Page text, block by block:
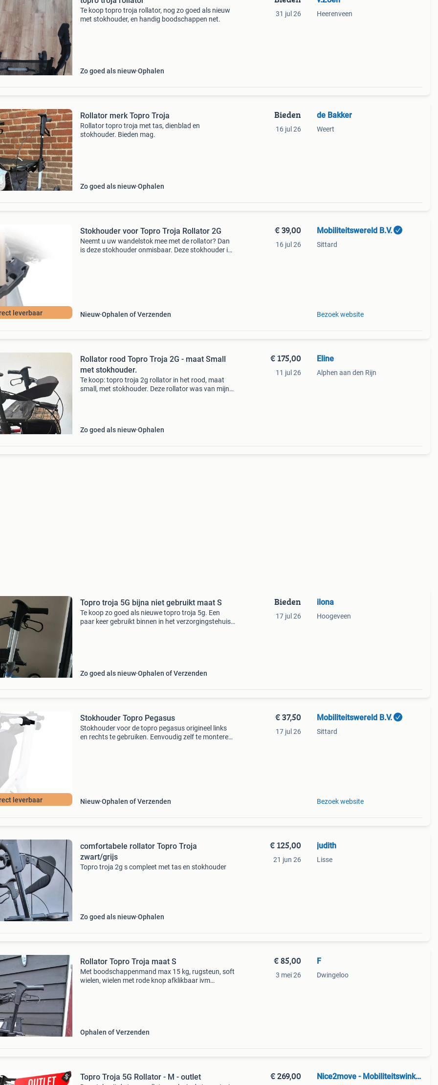
Te koop topro troja rollator, nog zo goed als nieuw
met stokhouder, en handig boodschappen net.
Zo goed als nieuw Ophalen
31 jul 26 Heerenveen
Rollator merk Topro Troja
Rollator topro troja met tas, dienblad en
stokhouder. Bieden mag.
Zo goed als nieuw Ophalen
Bieden
16 jul 26
de Bakker
Weert
leverbaar
Stokhouder voor Topro Troja Rollator 2G
Neemt u uw wandelstok mee met de rollator? Dan
is deze stokhouder onmisbaar. Deze stokhouder is
Nieuw Ophalen of Verzenden
€ 39,00
16 jul 26
Mobiliteitswereld B.V.
Sittard
Bezoek website
Rollator rood Topro Troja 2G - maat Small
met stokhouder.
Te koop: topro troja 2g rollator in het rood, maat
small, met stokhouder. Deze rollator was van mijn
Zo goed als nieuw Ophalen
€ 175,00
11 jul 26
Eline
Alphen aan den Rijn
Topro troja 5G bijna niet gebruikt maat S
Te koop zo goed als nieuwe topro troja 5g. Een
paar keer gebruikt binnen in het verzorgingstehuis.
Zo goed als nieuw Ophalen of Verzenden
Bieden
17 jul 26
ilona
Hoogeveen
leverbaar
Stokhouder Topro Pegasus
Stokhouder voor de topro pegasus origineel links
en rechts te gebruiken. Eenvoudig zelf te monteren
Nieuw Ophalen of Verzenden
€ 37,50
17 jul 26
Mobiliteitswereld B.V.
Sittard
Bezoek website
comfortabele rollator Topro Troja
zwart/grijs
Topro troja 2g s compleet met tas en stokhouder
Zo goed als nieuw Ophalen
€ 125,00
21 jun 26
judith
Lisse
Rollator Topro Troja maat S
Met boodschappenmand max 15 kg, rugsteun, soft
wielen, wielen met rode knop afklikbaar ivm
Ophalen of Verzenden
€ 85,00
3 mei 26
F
Dwingeloo
Topro Troja 5G Rollator - M - outlet € 269,00 Nice2move - Mobiliteitswinkel Zwolle